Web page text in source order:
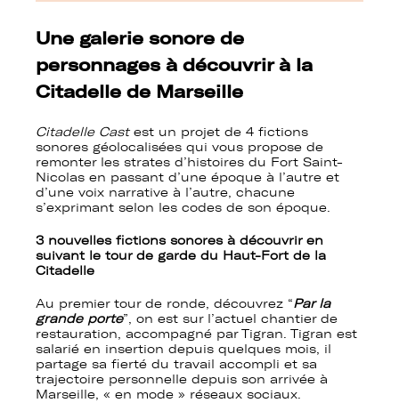
Une galerie sonore de
personnages à découvrir à la
Citadelle de Marseille
Citadelle Castest un projet de 4 fictions
sonores géolocalisées qui vous propose de
remonter les strates d’histoires du Fort Saint-
Nicolas en passant d’une époque à l’autre et
d’une voix narrative à l’autre, chacune
s’exprimant selon les codes de son époque.
3 nouvelles fictions sonores à découvrir en
suivant le tour de garde du Haut-Fort de la
Citadelle
Au premier tour de ronde, découvrez “Par la
grande porte”, on est sur l’actuel chantier de
restauration, accompagné par Tigran. Tigran est
salarié en insertion depuis quelques mois, il
partage sa fierté du travail accompli et sa
trajectoire personnelle depuis son arrivée à
Marseille, « en mode » réseaux sociaux.